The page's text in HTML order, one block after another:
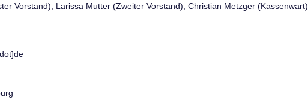
Vorstand), Larissa Mutter (Zweiter Vorstand), Christian Metzger (Kassenwart)